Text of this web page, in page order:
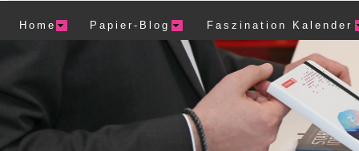
Home Papier-Blog Faszination Kalender